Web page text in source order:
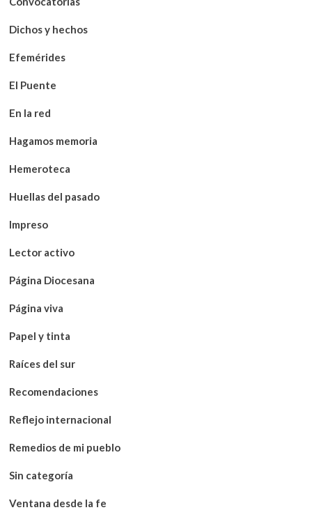
Dichos y hechos
Efemérides
El Puente
En la red
Hagamos memoria
Hemeroteca
Huellas del pasado
Impreso
Lector activo
Página Diocesana
Página viva
Papel y tinta
Raíces del sur
Recomendaciones
Reflejo internacional
Remedios de mi pueblo
Sin categoría
Ventana desde la fe